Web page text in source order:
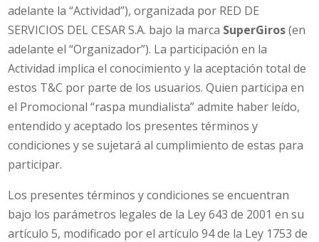
adelante la “Actividad”), organizada por RED DE
SERVICIOS DEL CESAR S.A. bajo la marca SuperGiros(en
adelante el “Organizador”). La participación en la
Actividad implica el conocimiento y la aceptación total de
estos T&C por parte de los usuarios. Quien participa en
el Promocional “raspa mundialista” admite haber leído,
entendido y aceptado los presentes términos y
condiciones y se sujetará al cumplimiento de estas para
participar.
Los presentes términos y condiciones se encuentran
bajo los parámetros legales de la Ley 643 de 2001 en su
artículo 5, modificado por el artículo 94 de la Ley 1753 de